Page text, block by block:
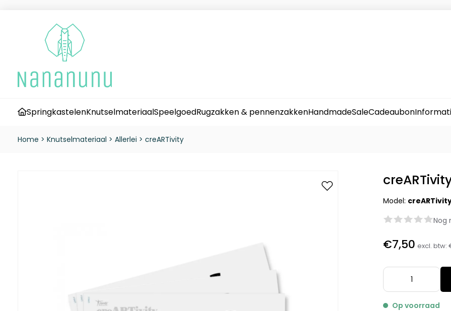
SpringkastelenKnutselmateriaalSpeelgoedRugzakken & pennenzakkenHandmadeSaleCadeaubon
Home > Knutselmateriaal > Allerlei > creARTivity
Model:
Nog
€7,50 excl. btw:
Op voorraad